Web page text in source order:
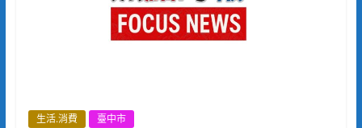
生活.消費 臺中市